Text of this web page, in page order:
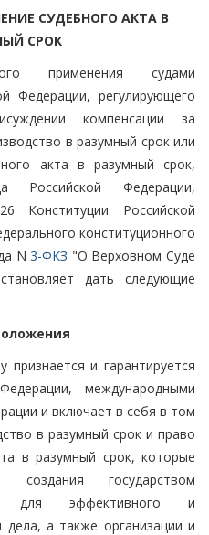
СУДЕБНОГО АКТА В
СРОК
применения судами
Федерации, регулирующего
компенсации за
в разумный срок или
акта в разумный срок,
Российской Федерации,
Конституции Российской
конституционного
N3-ФКЗ "О Верховном Суде
дать следующие
и гарантируется
международными
и включает в себя в том
в разумный срок и право
в разумный срок, которые
создания государством
для эффективного и
дела, а также организации и